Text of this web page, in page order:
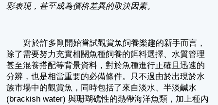
彩表現，甚至成為價格差異的取決因素。
對於許多剛開始嘗試觀賞魚飼養樂趣的新手而言，
除了需要努力充實相關魚種飼養的餌料選擇、水質管理
甚至混養搭配等背景資料，對於魚種進行正確且迅速的
分辨，也是相當重要的必備條件。只不過由於出現於水
族市場中的觀賞魚，同時包括了來自淡水、半淡鹹水
(brackish water) 與珊瑚礁性的熱帶海洋魚類，加上種內